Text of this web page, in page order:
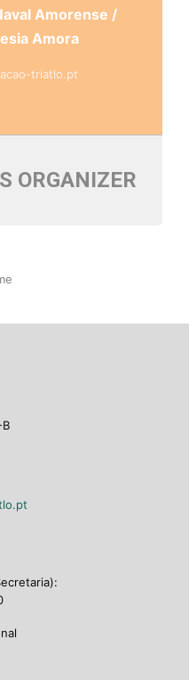
Amorense /
Amora
triatlo.pt
ORGANIZER